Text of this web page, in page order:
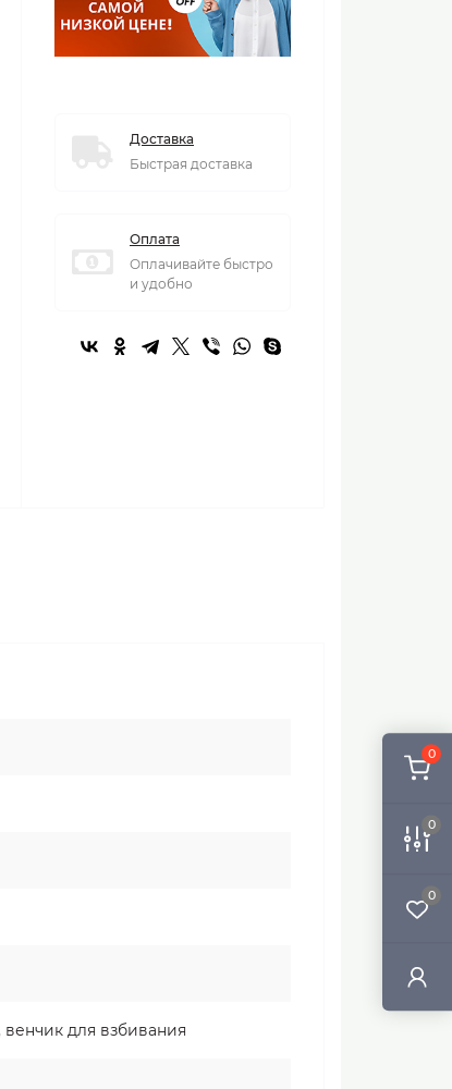
0
0
0
Доставка
Быстрая доставка
Оплата
Оплачивайте быстро
и удобно
для взбивания